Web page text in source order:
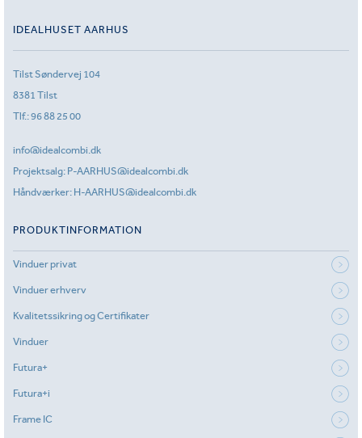
IDEALHUSET AARHUS
Tilst Søndervej 104
8381 Tilst
Tlf.:96 88 25 00
info@idealcombi.dk
Projektsalg: P-AARHUS@idealcombi.dk
Håndværker: H-AARHUS@idealcombi.dk
PRODUKTINFORMATION
Vinduer privat
Vinduer erhverv
Kvalitetssikring og Certifikater
Vinduer
Futura+
Futura+i
Frame IC